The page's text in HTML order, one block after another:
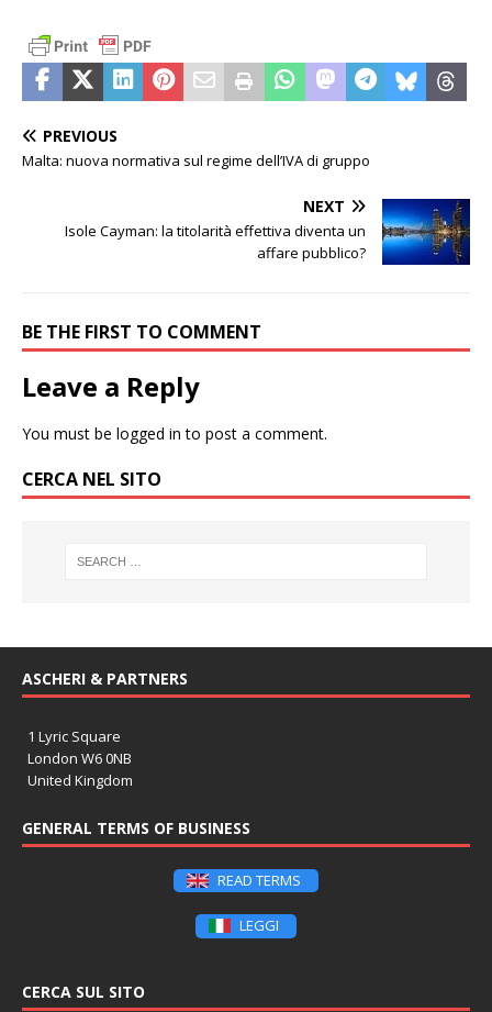
PREVIOUS
Malta: nuova normativa sul regime dell’IVA di gruppo
NEXT
Isole Cayman: la titolarità effettiva diventa un
affare pubblico?
BE THE FIRST TO COMMENT
Leave a Reply
You must be logged in to post a comment.
CERCA NEL SITO
ASCHERI & PARTNERS
1 Lyric Square
London W6 0NB
United Kingdom
GENERAL TERMS OF BUSINESS
READ TERMS
LEGGI
CERCA SUL SITO